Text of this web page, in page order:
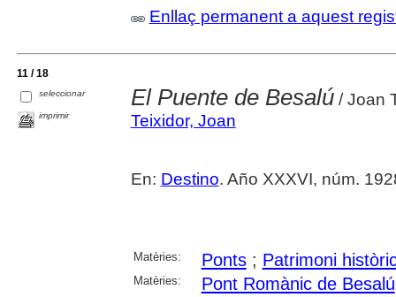
Enllaç permanent a aquest
11 / 18
seleccionar
imprimir
El Puente de Besalú/ Joan
Teixidor, Joan
En: Destino. Año XXXVI, núm.
Matèries: Ponts; Patrimoni
Matèries: Pont Romànic de Besalú